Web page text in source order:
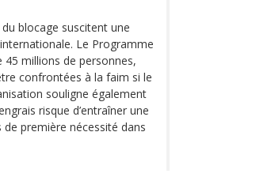
blocage suscitent une
Le Programme
millions de personnes,
confrontées à la faim si le
souligne également
risque d’entraîner une
première nécessité dans